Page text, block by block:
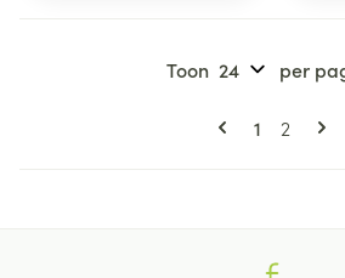
Pagina's
U lees
1 Pagina
2
Toon per